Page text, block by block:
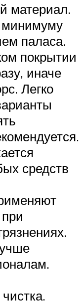
материал.
минимуму
паласа.
покрытии
иначе
Легко
средств